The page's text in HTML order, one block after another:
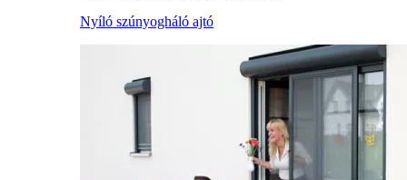
Nyíló szúnyogháló ajtó